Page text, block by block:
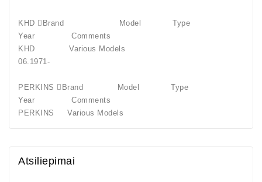
KHD Brand Model Type
Year Comments
KHD Various Models
06.1971-
PERKINS Brand Model Type
Year Comments
PERKINS Various Models
Atsiliepimai